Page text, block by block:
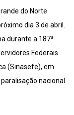
do Norte
dia 3 de abril.
durante a 187ª
Federais
(Sinasefe), em
nacional